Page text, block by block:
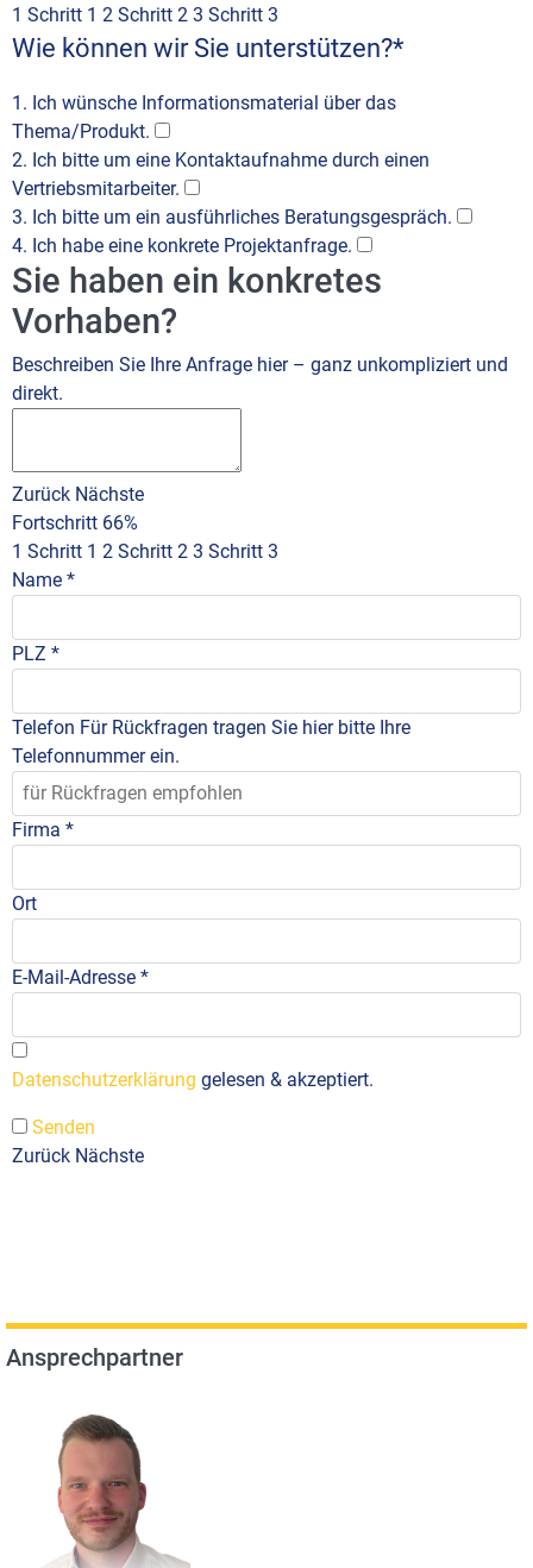
1 Schritt 1 2 Schritt 2 3 Schritt 3
Wie können wir Sie unterstützen?*
1. Ich wünsche Informationsmaterial über das
Thema/Produkt.
2. Ich bitte um eine Kontaktaufnahme durch einen
Vertriebsmitarbeiter.
3. Ich bitte um ein ausführliches Beratungsgespräch.
4. Ich habe eine konkrete Projektanfrage.
Sie haben ein konkretes
Vorhaben?
Beschreiben Sie Ihre Anfrage hier – ganz unkompliziert und
direkt.
Zurück Nächste
Fortschritt 66%
1 Schritt 1 2 Schritt 2 3 Schritt 3
Name *
PLZ *
Telefon Für Rückfragen tragen Sie hier bitte Ihre
Telefonnummer ein.
Firma *
Ort
E-Mail-Adresse *
Datenschutzerklärung gelesen & akzeptiert.
Senden
Zurück Nächste
Ansprechpartner